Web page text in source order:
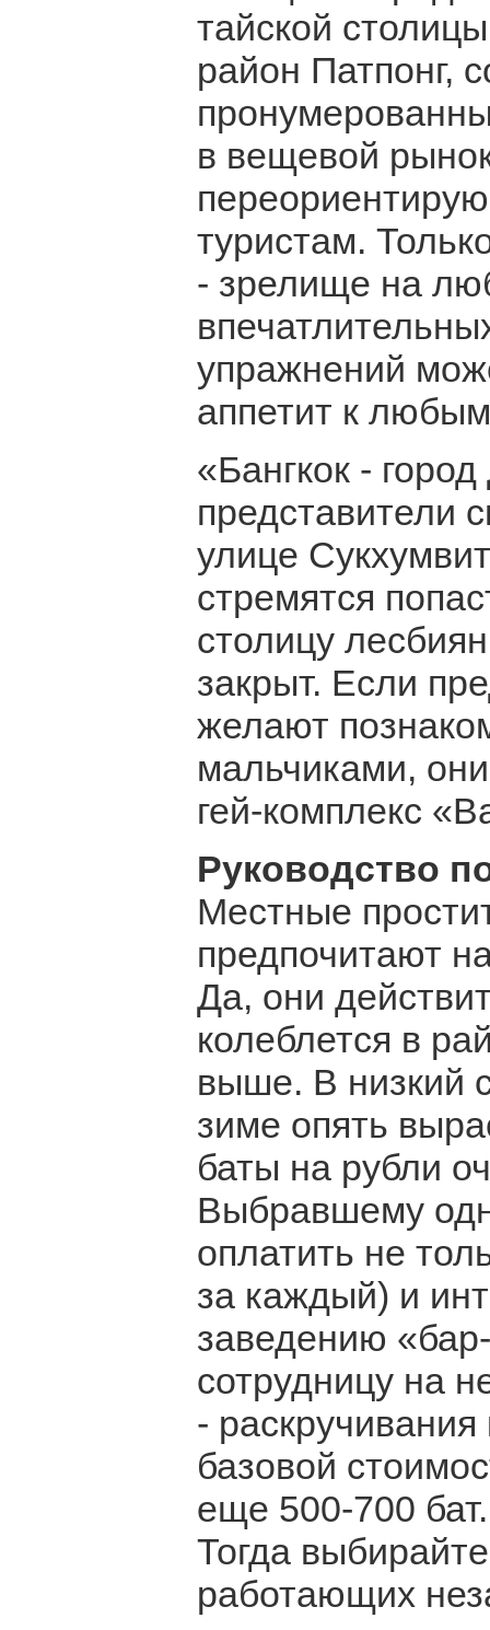
тайской
район Патпонг,
в вещевой
туристам.
- зрелище на
упражнений
аппетит к
«Бангкок -
представители
улице
стремятся
столицу
закрыт. Если
желают
мальчиками,
гей-комплекс
Руководство
Местные
предпочитают
Да, они
колеблется в
выше. В низкий
зиме опять
баты на рубли
Выбравшему
оплатить не
за каждый) и
заведению
сотрудницу на
- раскручивания
базовой
еще 500-700
Тогда
работающих